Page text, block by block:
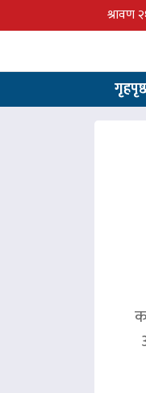
श्रावण